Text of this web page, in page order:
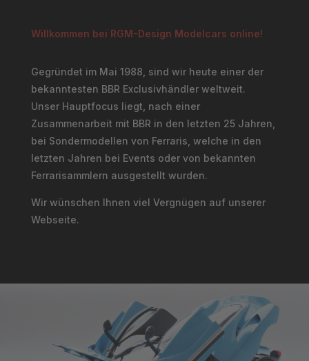
Willkommen bei RGM-Design Modelcars online!
Gegründet im Mai 1988, sind wir heute einer der
bekanntesten BBR Exclusivhändler weltweit.
Unser Hauptfocus liegt, nach einer
Zusammenarbeit mit BBR in den letzten 25 Jahren,
bei Sondermodellen von Ferraris, welche in den
letzten Jahren bei Events oder von bekannten
Ferrarisammlern ausgestellt wurden.
Wir wünschen Ihnen viel Vergnügen auf unserer
Webseite.